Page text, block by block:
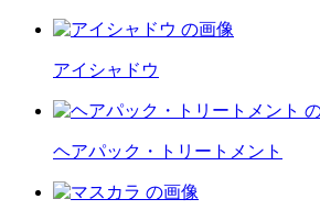
アイシャドウ
ヘアパック・トリートメント